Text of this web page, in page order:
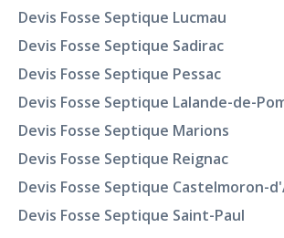
Devis Fosse Septique Lucmau
Devis Fosse Septique Sadirac
Devis Fosse Septique Pessac
Devis Fosse Septique Lalande-de-
Devis Fosse Septique Marions
Devis Fosse Septique Reignac
Devis Fosse Septique Castelmoron-
Devis Fosse Septique Saint-Paul